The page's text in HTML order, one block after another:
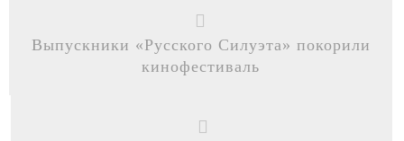
Выпускники «Русского Силуэта» покорили
кинофестиваль